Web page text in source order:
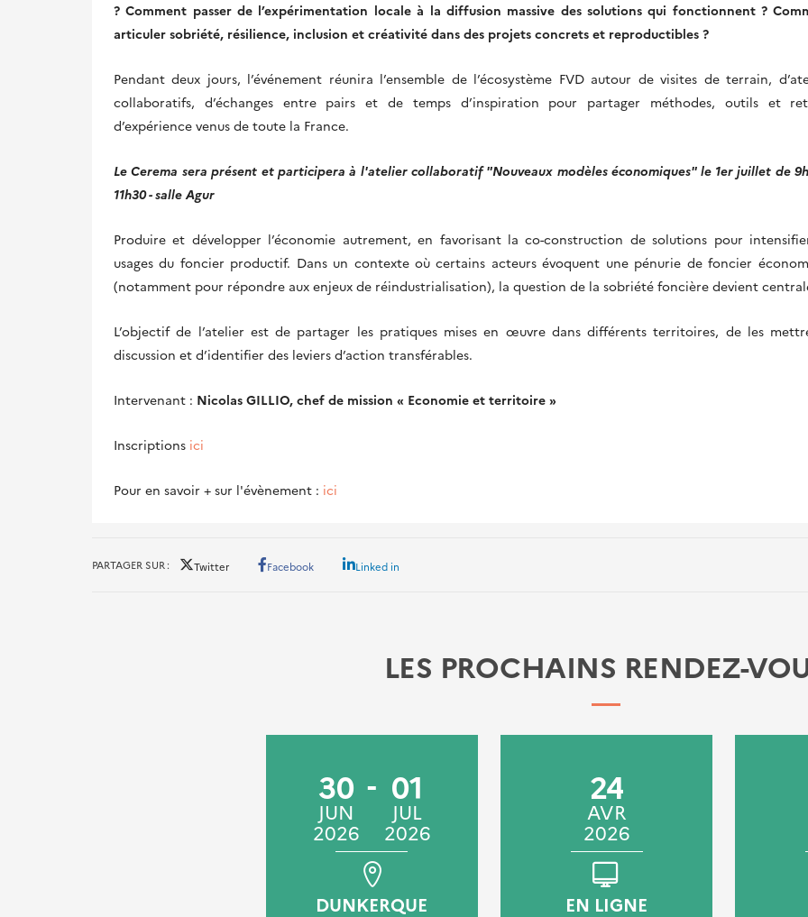
? Comment passer de l’expérimentation locale à la diffusion massive des solutions qui fonctionnent ?
articuler sobriété, résilience, inclusion et créativité dans des projets concrets et reproductibles ?
Pendant deux jours, l’événement réunira l’ensemble de l’écosystème FVD autour de visites de terrain,
collaboratifs, d’échanges entre pairs et de temps d’inspiration pour partager méthodes, outils et
d’expérience venus de toute la France.
Le Cerema sera présent et participera à l'atelier collaboratif "Nouveaux modèles économiques" le 1er juillet de
11h30 - salle Agur
Produire et développer l’économie autrement, en favorisant la co-construction de solutions pour
usages du foncier productif. Dans un contexte où certains acteurs évoquent une pénurie de foncier
(notamment pour répondre aux enjeux de réindustrialisation), la question de la sobriété foncière devient
L’objectif de l’atelier est de partager les pratiques mises en œuvre dans différents territoires, de les
discussion et d’identifier des leviers d’action transférables.
Intervenant : Nicolas GILLIO, chef de mission « Economie et territoire »
Inscriptions ici
Pour en savoir + sur l'évènement : ici
PARTAGER SUR Twitter Facebook Linked in
LES PROCHAINS RENDEZ-
30
JUN
2026
01
JUL
2026
DUNKERQUE
24
AVR
2026
EN LIGNE